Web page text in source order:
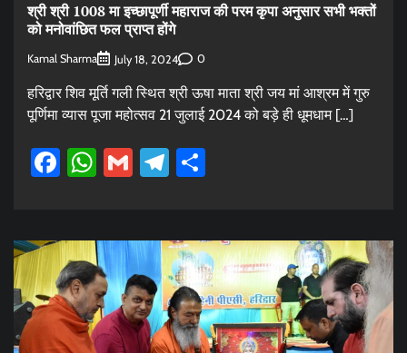
श्री श्री 1008 मा इच्छापूर्णी महाराज की परम कृपा अनुसार सभी भक्तों
को मनोवांछित फल प्राप्त होंगे
Kamal Sharma July 18, 2024 0
हरिद्वार शिव मूर्ति गली स्थित श्री ऊषा माता श्री जय मां आश्रम में गुरु
पूर्णिमा व्यास पूजा महोत्सव 21 जुलाई 2024 को बड़े ही धूमधाम […]
Facebook
WhatsApp
GmailTelegram